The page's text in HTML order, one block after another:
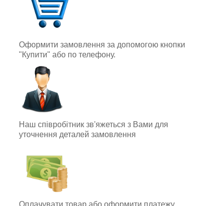
Оформити замовлення за допомогою кнопки
"Купити" або по телефону.
Наш співробітник зв'яжеться з Вами для
уточнення деталей замовлення